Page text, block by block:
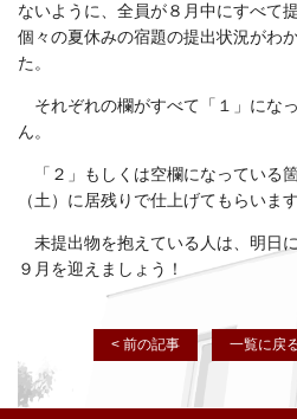
ないように、全員が８月中にすべて
個々の夏休みの宿題の提出状況がわ
た。
それぞれの欄がすべて「１」にな
ん。
「２」もしくは空欄になっている
（土）に居残りで仕上げてもらいます
未提出物を抱えている人は、明日
９月を迎えましょう！
< 前の記事 一覧に戻